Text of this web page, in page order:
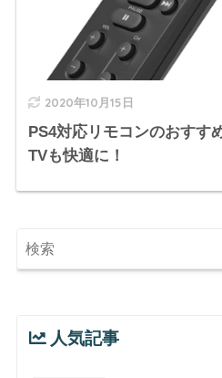
2020年10月15日
PS4対応リモコンのおすす
TVも快適に！
人気記事